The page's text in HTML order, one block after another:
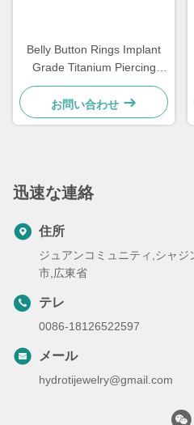
Belly Button Rings Implant
Grade Titanium Piercing
Jewelry Wholesale
お問い合わせ
迅速な連絡
住所
ジュアンコミュニティ,シャ
市,広東省
テレ
0086-18126522597
メール
hydrotijewelry@gmail.com